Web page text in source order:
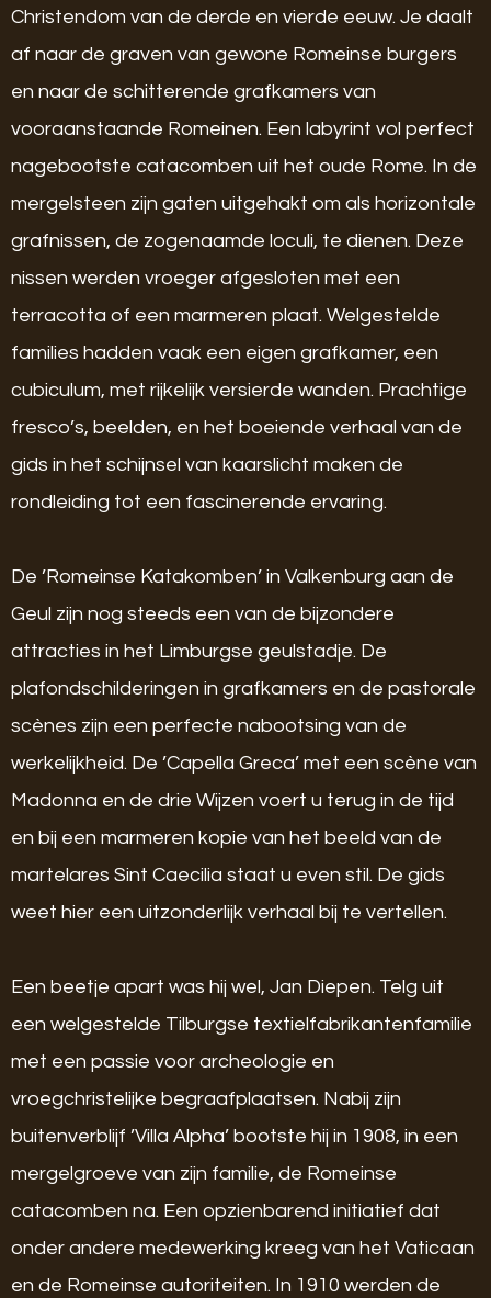
Christendom van de derde en vierde eeuw. Je daalt
af naar de graven van gewone Romeinse burgers
en naar de schitterende grafkamers van
vooraanstaande Romeinen. Een labyrint vol perfect
nagebootste catacomben uit het oude Rome. In de
mergelsteen zijn gaten uitgehakt om als horizontale
grafnissen, de zogenaamde loculi, te dienen. Deze
nissen werden vroeger afgesloten met een
terracotta of een marmeren plaat. Welgestelde
families hadden vaak een eigen grafkamer, een
cubiculum, met rijkelijk versierde wanden. Prachtige
fresco’s, beelden, en het boeiende verhaal van de
gids in het schijnsel van kaarslicht maken de
rondleiding tot een fascinerende ervaring.
De ’Romeinse Katakomben’ in Valkenburg aan de
Geul zijn nog steeds een van de bijzondere
attracties in het Limburgse geulstadje. De
plafondschilderingen in grafkamers en de pastorale
scènes zijn een perfecte nabootsing van de
werkelijkheid. De ’Capella Greca’ met een scène van
Madonna en de drie Wijzen voert u terug in de tijd
en bij een marmeren kopie van het beeld van de
martelares Sint Caecilia staat u even stil. De gids
weet hier een uitzonderlijk verhaal bij te vertellen.
Een beetje apart was hij wel, Jan Diepen. Telg uit
een welgestelde Tilburgse textielfabrikantenfamilie
met een passie voor archeologie en
vroegchristelijke begraafplaatsen. Nabij zijn
buitenverblijf ’Villa Alpha’ bootste hij in 1908, in een
mergelgroeve van zijn familie, de Romeinse
catacomben na. Een opzienbarend initiatief dat
onder andere medewerking kreeg van het Vaticaan
en de Romeinse autoriteiten. In 1910 werden de